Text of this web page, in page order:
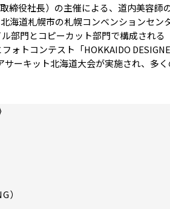
締役社長）の主催による、道内美容師
海道札幌市の札幌コンベンションセン
門とコピーカット部門で構成される
ォトコンテスト「HOKKAIDO
サーキット北海道大会が実施され、多
）